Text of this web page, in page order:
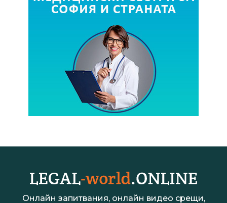
Онлайн запитвания, онлайн видео срещи,